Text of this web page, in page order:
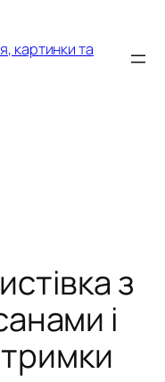
картинки та
з
і